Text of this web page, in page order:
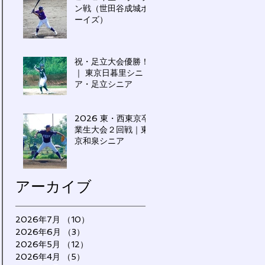
ン戦（世田谷成城ボ
ーイズ）
祝・足立大会優勝！
｜ 東京日暮里シニ
ア・足立シニア
2026 東・西東京卒
業生大会２回戦｜東
京和泉シニア
アーカイブ
2026年7月 （10）
2026年6月
（3）
2026年5月
（12）
2026年4月
（5）